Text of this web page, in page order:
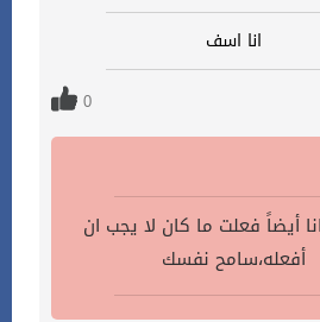
انا اسف
0
أيضاً فعلت ما كان لا يجب ان
أفعله،سامح نفسك